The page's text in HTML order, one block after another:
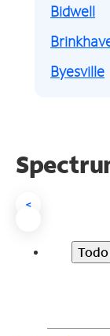
Bidwell
Byesville
<
Todo